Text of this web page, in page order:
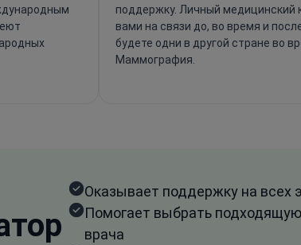
поддержку. Личный медицинский
вами на связи до, во время и
будете одни в другой стране во
Маммография.
Оказывает поддержку на всех
Помогает выбрать подходящую
врача